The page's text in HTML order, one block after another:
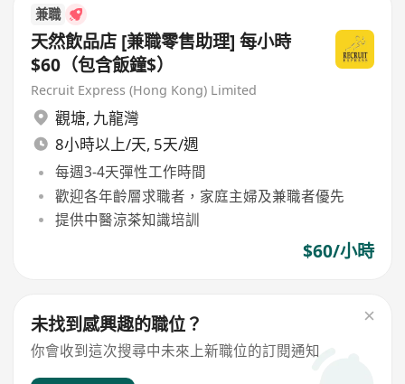
兼職
天然飲品店 [兼職零售助理] 每小時
$60（包含飯鐘$）
Recruit Express (Hong Kong) Limited
觀塘, 九龍灣
8小時以上/天, 5天/週
每週3-4天彈性工作時間
歡迎各年齡層求職者，家庭主婦及兼職者優先
提供中醫涼茶知識培訓
$60/小時
未找到感興趣的職位？
你會收到這次搜尋中未來上新職位的訂閱通知